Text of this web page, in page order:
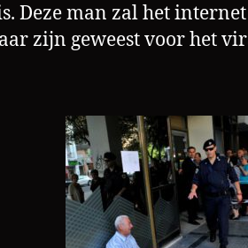
Deze man zal het
zijn geweest voor het